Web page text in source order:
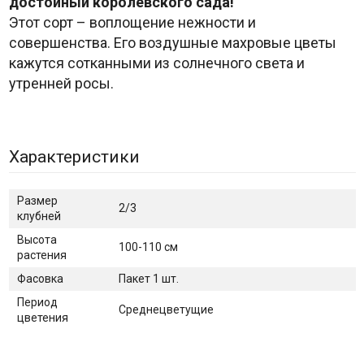
Этот сорт – воплощение нежности и
совершенства. Его воздушные махровые цветы
кажутся сотканными из солнечного света и
утренней росы.
Характеристики
Размер
клубней
2/3
Высота
растения
100-110 см
Фасовка
Пакет 1 шт.
Период
цветения
Среднецветущие